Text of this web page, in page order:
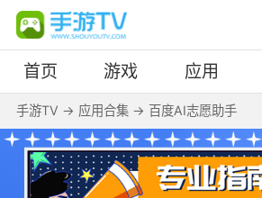
首页 游戏 应用
手游TV -> 应用合集-> 百度AI志愿助手